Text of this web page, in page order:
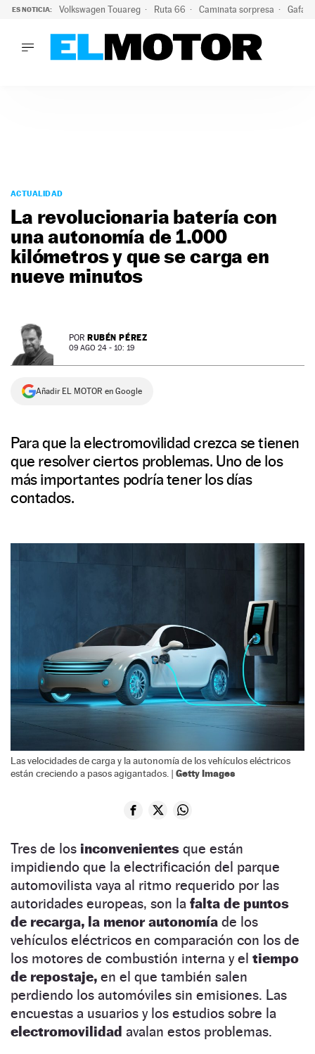
ES NOTICIA: Volkswagen Touareg Ruta 66 Caminata sorpresa Gafas
PODCAST
MOTOS
TECNOLOGÍA
SUPERCOCHES
NEWSLETTER
ACTUALIDAD
La revolucionaria batería con
una autonomía de 1.000
kilómetros y que se carga en
nueve minutos
POR RUBÉN PÉREZ
09 AGO 24 - 10: 19
Añadir EL MOTOR en Google
Para que la electromovilidad crezca se tienen
que resolver ciertos problemas. Uno de los
más importantes podría tener los días
contados.
Las velocidades de carga y la autonomía de los vehículos eléctricos
están creciendo a pasos agigantados. | Getty Images
Tres de los inconvenientes que están
impidiendo que la electrificación del parque
automovilista vaya al ritmo requerido por las
autoridades europeas, son la falta de puntos
de recarga, la menor autonomía de los
vehículos eléctricos en comparación con los de
los motores de combustión interna y el tiempo
de repostaje, en el que también salen
perdiendo los automóviles sin emisiones. Las
encuestas a usuarios y los estudios sobre la
electromovilidad avalan estos problemas.